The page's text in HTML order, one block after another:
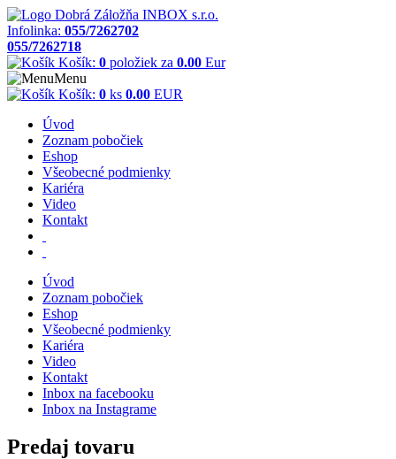
Infolinka: 055/7262702
055/7262718
Košík: 0 položiek za 0.00 Eur
Menu
Košík: 0 ks 0.00 EUR
Úvod
Zoznam pobočiek
Eshop
Všeobecné podmienky
Kariéra
Video
Kontakt
Úvod
Zoznam pobočiek
Eshop
Všeobecné podmienky
Kariéra
Video
Kontakt
Inbox na facebooku
Inbox na Instagrame
Predaj tovaru